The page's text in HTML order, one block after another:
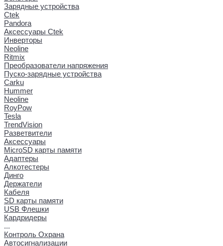
Зарядные устройства
Ctek
Pandora
Аксессуары Ctek
Инверторы
Neoline
Ritmix
Преобразователи напряжения
Пуско-зарядные устройства
Carku
Hummer
Neoline
RoyPow
Tesla
TrendVision
Разветвители
Аксессуары
MicroSD карты памяти
Адаптеры
Алкотестеры
Динго
Держатели
Кабеля
SD карты памяти
USB Флешки
Кардридеры
...
Контроль Охрана
Автосигнализации